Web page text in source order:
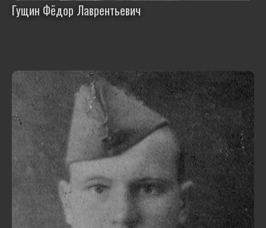
Гущин Фёдор Лаврентьевич